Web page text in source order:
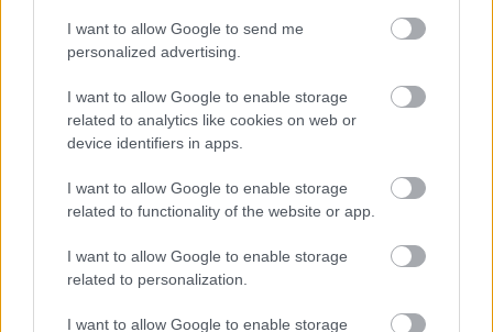
I want to allow Google to send me
personalized advertising.
I want to allow Google to enable storage
related to analytics like cookies on web or
device identifiers in apps.
I want to allow Google to enable storage
related to functionality of the website or app.
I want to allow Google to enable storage
related to personalization.
I want to allow Google to enable storage
történetben?!
a képre, a kiadó honlapjáról mindig
kedvezménnyel szerezheted be!